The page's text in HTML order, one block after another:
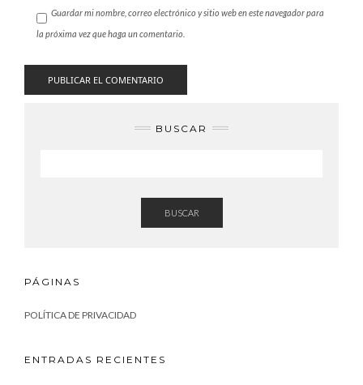
Guardar mi nombre, correo electrónico y sitio web en este navegador para
la próxima vez que haga un comentario.
BUSCAR
BUSCAR
PÁGINAS
POLÍTICA DE PRIVACIDAD
ENTRADAS RECIENTES